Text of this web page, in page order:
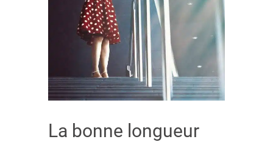
La bonne longueur